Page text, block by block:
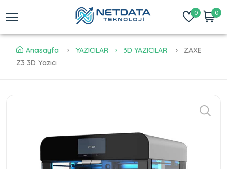
0 0
Anasayfa YAZICILAR 3D YAZICILAR
ZAXE
Z3 3D Yazıcı